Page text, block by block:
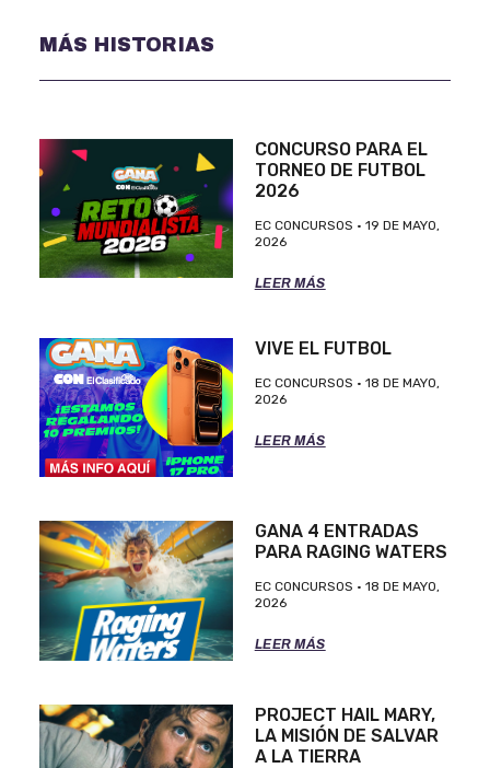
MÁS HISTORIAS
CONCURSO PARA EL
TORNEO DE FUTBOL
2026
EC CONCURSOS
19 DE MAYO,
2026
LEER MÁS
VIVE EL FUTBOL
EC CONCURSOS
18 DE MAYO,
2026
LEER MÁS
GANA 4 ENTRADAS
PARA RAGING WATERS
EC CONCURSOS
18 DE MAYO,
2026
LEER MÁS
PROJECT HAIL MARY,
LA MISIÓN DE SALVAR
A LA TIERRA